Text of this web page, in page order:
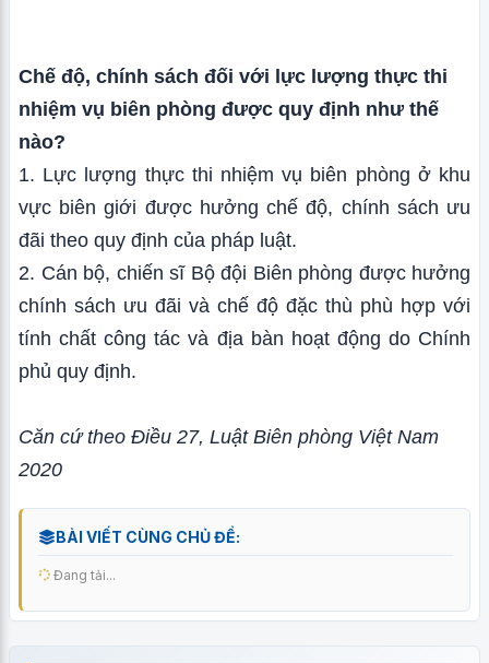
Chế độ, chính sách đối với lực lượng thực thi
nhiệm vụ biên phòng được quy định như thế
nào?
1. Lực lượng thực thi nhiệm vụ biên phòng ở khu
vực biên giới được hưởng chế độ, chính sách ưu
đãi theo quy định của pháp luật.
2. Cán bộ, chiến sĩ Bộ đội Biên phòng được hưởng
chính sách ưu đãi và chế độ đặc thù phù hợp với
tính chất công tác và địa bàn hoạt động do Chính
phủ quy định.
Căn cứ theo Điều 27, Luật Biên phòng Việt Nam
2020
BÀI VIẾT CÙNG CHỦ ĐỀ:
Đang tải...